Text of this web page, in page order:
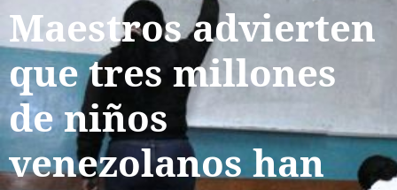
Maestros advierten
que tres millones
de niños
venezolanos han